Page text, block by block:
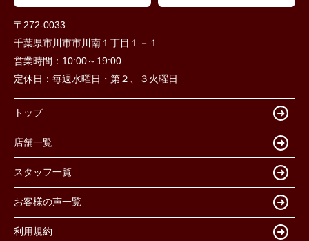
〒272-0033
千葉県市川市市川南１丁目１－１
営業時間： 10:00～19:00
定休日： 毎週水曜日・第２、３火曜日
トップ
店舗一覧
スタッフ一覧
お客様の声一覧
利用規約